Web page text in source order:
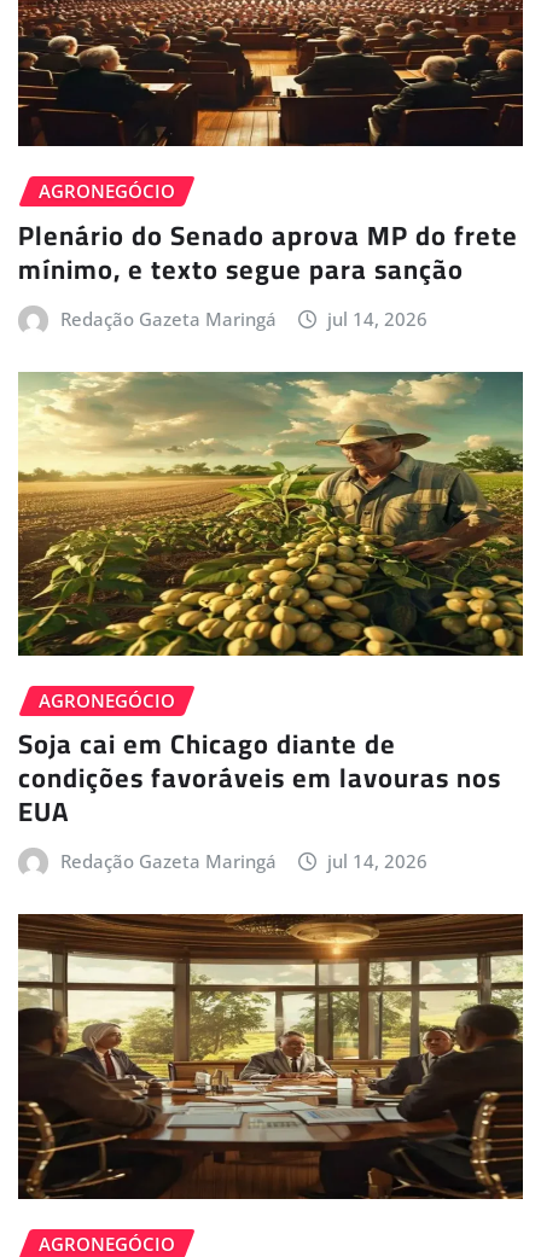
AGRONEGÓCIO
Plenário do Senado aprova MP do frete
mínimo, e texto segue para sanção
Redação Gazeta Maringá jul 14, 2026
AGRONEGÓCIO
Soja cai em Chicago diante de
condições favoráveis em lavouras nos
EUA
Redação Gazeta Maringá jul 14, 2026
AGRONEGÓCIO